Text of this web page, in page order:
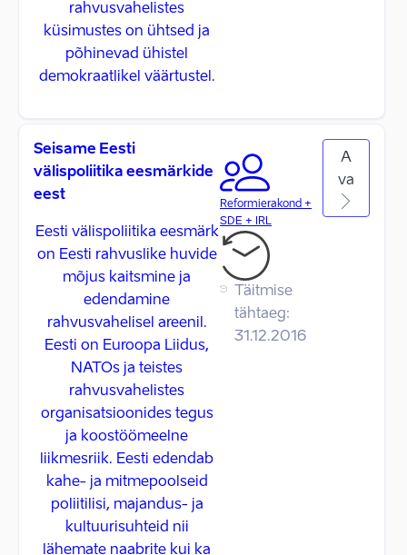
rahvusvahelistes
küsimustes on ühtsed ja
põhinevad ühistel
demokraatlikel väärtustel.
Seisame Eesti
välispoliitika eesmärkide
eest
Eesti välispoliitika eesmärk
on Eesti rahvuslike huvide
mõjus kaitsmine ja
edendamine
rahvusvahelisel areenil.
Eesti on Euroopa Liidus,
NATOs ja teistes
rahvusvahelistes
organisatsioonides tegus
ja koostöömeelne
liikmesriik. Eesti edendab
kahe- ja mitmepoolseid
poliitilisi, majandus- ja
kultuurisuhteid nii
lähemate naabrite kui ka
Reformierakond +
SDE + IRL
Täitmise
tähtaeg:
31.12.2016
A
va